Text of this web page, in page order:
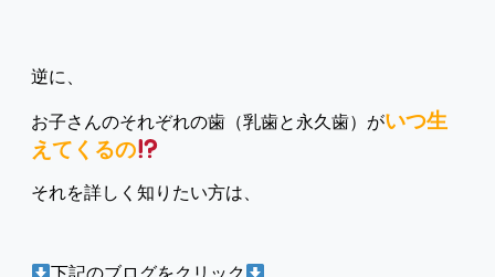
逆に、
お子さんのそれぞれの歯（乳歯と永久歯）がいつ生
えてくるの
それを詳しく知りたい方は、